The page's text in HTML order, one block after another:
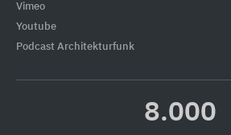
Vimeo
Youtube
Podcast Architekturfunk
8.000